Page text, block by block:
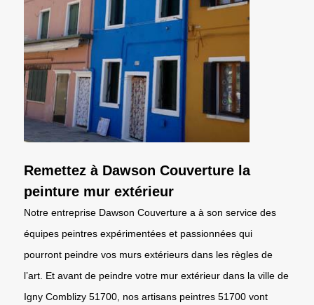
Remettez à Dawson Couverture la
peinture mur extérieur
Notre entreprise Dawson Couverture a à son service des
équipes peintres expérimentées et passionnées qui
pourront peindre vos murs extérieurs dans les règles de
l’art. Et avant de peindre votre mur extérieur dans la ville de
Igny Comblizy 51700, nos artisans peintres 51700 vont